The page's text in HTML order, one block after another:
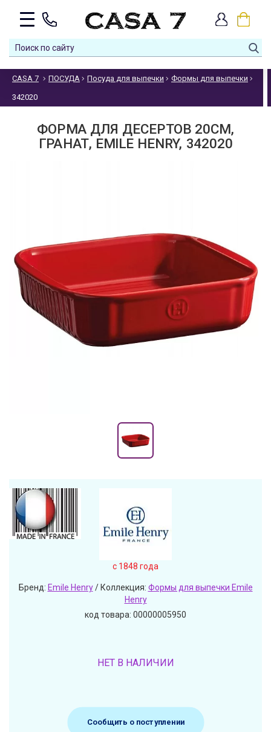
CASA 7 ПОСУДА Посуда для выпечки Формы для выпечки
342020
ФОРМА ДЛЯ ДЕСЕРТОВ 20СМ,
ГРАНАТ, EMILE HENRY, 342020
c 1848 года
Бренд: Emile Henry/ Коллекция: Формы для выпечки Emile
Henry
код товара: 00000005950
НЕТ В НАЛИЧИИ
Сообщить о поступлении